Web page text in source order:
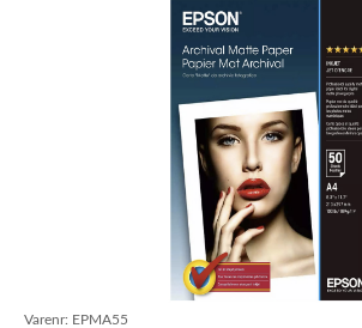
Varenr: EPMA55